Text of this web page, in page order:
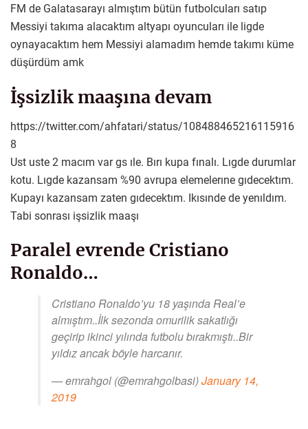
FM de Galatasarayı almıştım bütün futbolcuları satıp
Messiyi takıma alacaktım altyapı oyuncuları ile ligde
oynayacaktım hem Messiyi alamadım hemde takımı küme
düşürdüm amk
İşsizlik maaşına devam
https://twitter.com/ahfatari/status/108488465216115916
8
Ust uste 2 macım var gs ıle. Bırı kupa fınalı. Lıgde durumlar
kotu. Lıgde kazansam %90 avrupa elemelerıne gıdecektım.
Kupayı kazansam zaten gıdecektım. Ikısınde de yenıldım.
Tabi sonrası işsizlik maaşı
Paralel evrende Cristiano
Ronaldo…
Cristiano Ronaldo’yu 18 yaşında Real’e
almıştım..İlk sezonda omurilik sakatlığı
geçirip ikinci yılında futbolu bırakmıştı..Bir
yıldız ancak böyle harcanır.
— emrahgol (@emrahgolbasi)January 14,
2019